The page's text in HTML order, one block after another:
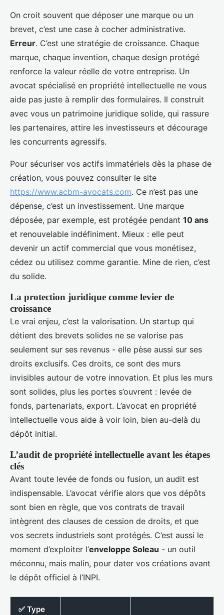
On croit souvent que déposer une marque ou un
brevet, c’est une case à cocher administrative.
Erreur. C’est une stratégie de croissance. Chaque
marque, chaque invention, chaque design protégé
renforce la valeur réelle de votre entreprise. Un
avocat spécialisé en propriété intellectuelle ne vous
aide pas juste à remplir des formulaires. Il construit
avec vous un patrimoine juridique solide, qui rassure
les partenaires, attire les investisseurs et décourage
les concurrents agressifs.
Pour sécuriser vos actifs immatériels dès la phase de
création, vous pouvez consulter le site
https://www.acbm-avocats.com. Ce n’est pas une
dépense, c’est un investissement. Une marque
déposée, par exemple, est protégée pendant 10 ans
et renouvelable indéfiniment. Mieux : elle peut
devenir un actif commercial que vous monétisez,
cédez ou utilisez comme garantie. Mine de rien, c’est
du solide.
La protection juridique comme levier de
croissance
Le vrai enjeu, c’est la valorisation. Un startup qui
détient des brevets solides ne se valorise pas
seulement sur ses revenus - elle pèse aussi sur ses
droits exclusifs. Ces droits, ce sont des murs
invisibles autour de votre innovation. Et plus les murs
sont solides, plus les portes s’ouvrent : levée de
fonds, partenariats, export. L’avocat en propriété
intellectuelle vous aide à voir loin, bien au-delà du
dépôt initial.
L’audit de propriété intellectuelle avant les étapes
clés
Avant toute levée de fonds ou fusion, un audit est
indispensable. L’avocat vérifie alors que vos dépôts
sont bien en règle, que vos contrats de travail
intègrent des clauses de cession de droits, et que
vos secrets industriels sont protégés. C’est aussi le
moment d’exploiter l’enveloppe Soleau - un outil
méconnu, mais malin, pour dater vos créations avant
le dépôt officiel à l’INPI.
✅ Type